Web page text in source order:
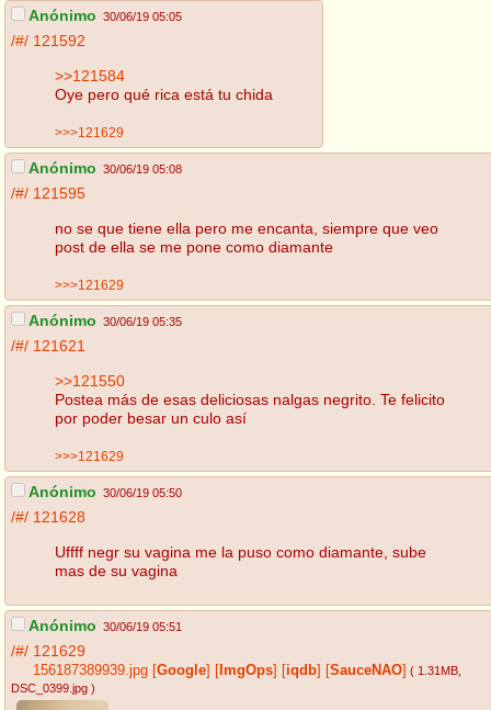
Anónimo 30/06/19 05:05
/#/ 121592
>>121584
Oye pero qué rica está tu chida
>>>121629
Anónimo 30/06/19 05:08
/#/ 121595
no se que tiene ella pero me encanta, siempre que veo
post de ella se me pone como diamante
>>>121629
Anónimo 30/06/19 05:35
/#/ 121621
>>121550
Postea más de esas deliciosas nalgas negrito. Te felicito
por poder besar un culo así
>>>121629
Anónimo 30/06/19 05:50
/#/ 121628
Uffff negr su vagina me la puso como diamante, sube
mas de su vagina
Anónimo 30/06/19 05:51
/#/ 121629
156187389939.jpg Google ImgOps iqdb SauceNAO ( 1.31MB
DSC_0399.jpg )